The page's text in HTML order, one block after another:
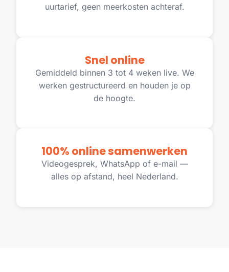
uurtarief, geen meerkosten achteraf.
Snel online
Gemiddeld binnen 3 tot 4 weken live. We
werken gestructureerd en houden je op
de hoogte.
100% online samenwerken
Videogesprek, WhatsApp of e-mail —
alles op afstand, heel Nederland.